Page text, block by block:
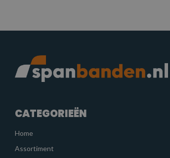
CATEGORIEËN
Home
Assortiment